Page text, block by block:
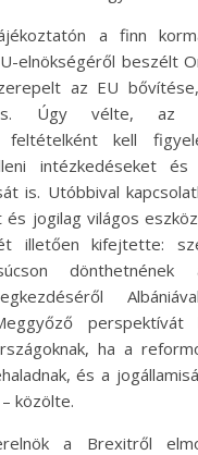
a finn
elnökségéről beszélt
az EU
is. Úgy vélte, az
feltételként kell
intézkedéseket
is. Utóbbival
jogilag világos
illetően kifejtette:
dönthetnének
ha a
és a
közölte.
a Brexitről